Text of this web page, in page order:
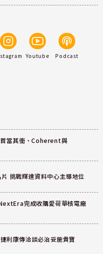
Youtube Podcast
當其衝、Coherent與
挑戰輝達資料中心主導地位
完成收購愛荷華核電廠
利康傳洽談必治妥施貴寶